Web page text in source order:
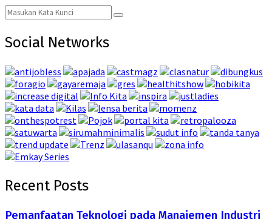
Search
for:
Search
Social Networks
Recent Posts
Pemanfaatan Teknologi pada Manajemen Industri